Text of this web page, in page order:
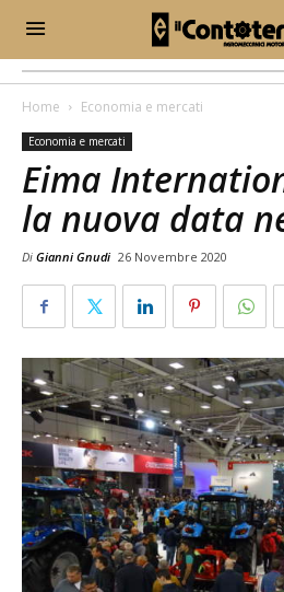
Home Economia e mercati
Economia e mercati
Eima
la nuova data
Di Gianni Gnudi 26 Novembre 2020